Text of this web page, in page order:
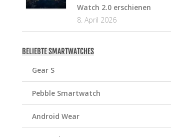
Watch 2.0 erschienen
8. April 2026
BELIEBTE SMARTWATCHES
Gear S
Pebble Smartwatch
Android Wear